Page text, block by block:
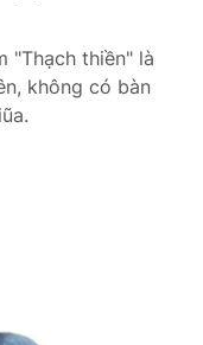
"Thạch thiền" là
không có bàn